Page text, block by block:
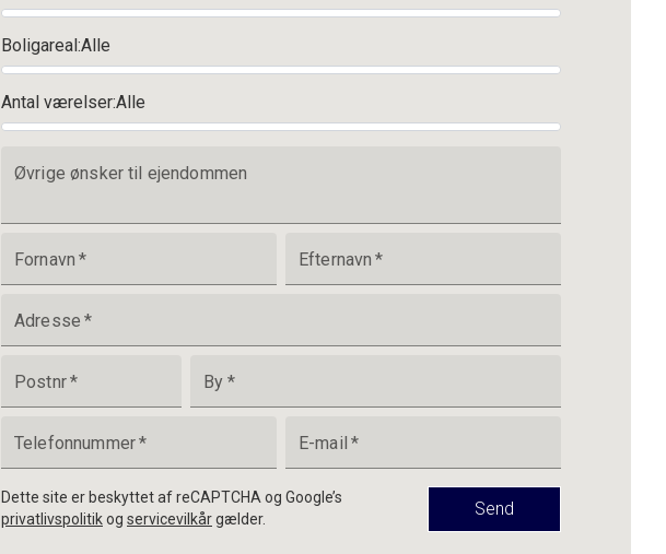
Boligareal:Alle
Antal værelser:Alle
Øvrige ønsker til ejendommen
Fornavn * Efternavn *
Adresse *
Postnr* By *
Telefonnummer* E-mail *
Dette site er beskyttet af reCAPTCHA og Google’s
privatlivspolitikog servicevilkårgælder. Send